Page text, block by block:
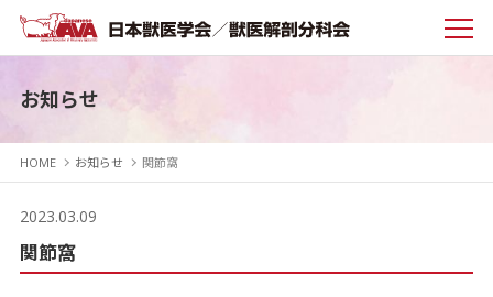
お知らせ
HOME お知らせ 関節窩
2023.03.09
関節窩